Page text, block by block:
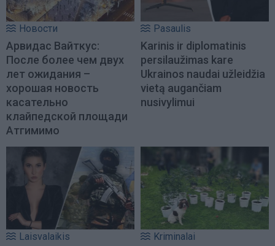
Новости
Арвидас Вайткус:
После более чем двух
лет ожидания –
хорошая новость
касательно
клайпедской площади
Атгимимо
Pasaulis
Karinis ir diplomatinis
persilaužimas kare
Ukrainos naudai užleidžia
vietą augančiam
nusivylimui
Laisvalaikis Kriminalai